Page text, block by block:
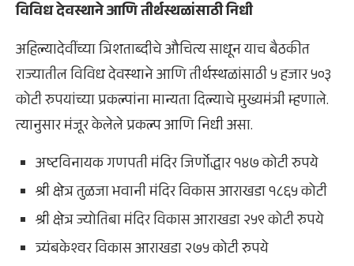
विविध देवस्थाने आणि तीर्थस्थळांसाठी निधी
अहिल्यादेवींच्या त्रिशताब्दीचे औचित्य साधून याच बैठकीत
राज्यातील विविध देवस्थाने आणि तीर्थस्थळांसाठी ५ हजार ५०३
कोटी रुपयांच्या प्रकल्पांना मान्यता दिल्याचे मुख्यमंत्री म्हणाले.
त्यानुसार मंजूर केलेले प्रकल्प आणि निधी असा.
अष्टविनायक गणपती मंदिर जिर्णोद्धार १४७ कोटी रुपये
श्री क्षेत्र तुळजा भवानी मंदिर विकास आराखडा १८६५ कोटी
श्री क्षेत्र ज्योतिबा मंदिर विकास आराखडा २५९ कोटी रुपये
त्र्यंबकेश्वर विकास आराखडा २७५ कोटी रुपये